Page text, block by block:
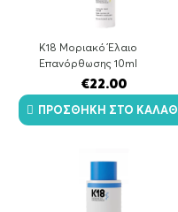
Κ18 Μοριακό Έλαιο
Επανόρθωσης 10ml
€22.00
ΠΡΟΣΘΉΚΗ ΣΤΟ ΚΑΛΆΘΙ